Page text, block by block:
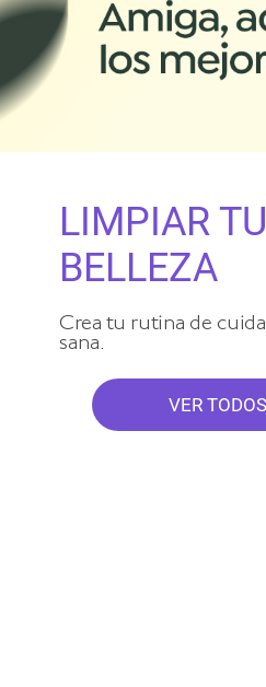
LIMPIAR
BELLEZA
Crea tu rutina de
sana.
VER TODOS